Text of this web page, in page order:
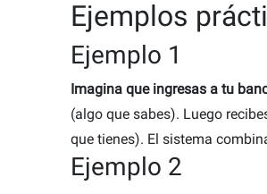
Ejemplos
Ejemplo 1
Imagina que ingresas a tu
(algo que sabes). Luego
que tienes). El sistema
Ejemplo 2